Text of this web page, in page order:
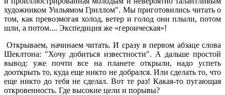
художником Уильямом Гриллом". Мы приготовились читать о
том, как превозмогая холод, ветер и голод они плыли, потом
шли, а потом.... Экспедиция же «героическая»!
Открываем, начинаем читать. И сразу в первом абзаце слова
Шеклтона: "Хочу добиться известности". А дальше простой
вывод: уже почти все на планете открыли, надо успеть
дооткрыть то, куда еще никто не добрался. Или сделать то, что
еще никто до тебя не сделал. Вот те раз! Какая-то пугающая
откровенность. Где высокие цели и порывы?